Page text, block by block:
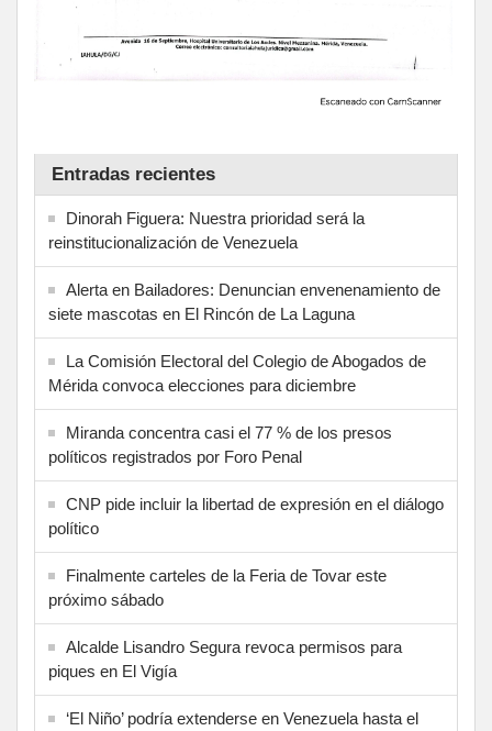
Entradas recientes
Dinorah Figuera: Nuestra prioridad será la
reinstitucionalización de Venezuela
Alerta en Bailadores: Denuncian envenenamiento de
siete mascotas en El Rincón de La Laguna
La Comisión Electoral del Colegio de Abogados de
Mérida convoca elecciones para diciembre
Miranda concentra casi el 77 % de los presos
políticos registrados por Foro Penal
CNP pide incluir la libertad de expresión en el diálogo
político
Finalmente carteles de la Feria de Tovar este
próximo sábado
Alcalde Lisandro Segura revoca permisos para
piques en El Vigía
‘El Niño’ podría extenderse en Venezuela hasta el